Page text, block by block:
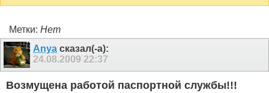
Метки: Нет
Anya сказал(-а):
24.08.2009 22:37
Возмущена работой паспортной службы!!!